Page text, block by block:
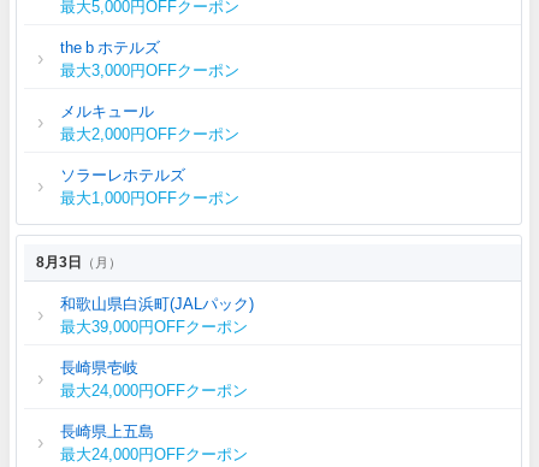
最大5,000円OFFクーポン
the b ホテルズ
最大3,000円OFFクーポン
メルキュール
最大2,000円OFFクーポン
ソラーレホテルズ
最大1,000円OFFクーポン
8月3日 （月）
和歌山県白浜町(JALパック)
最大39,000円OFFクーポン
長崎県壱岐
最大24,000円OFFクーポン
長崎県上五島
最大24,000円OFFクーポン